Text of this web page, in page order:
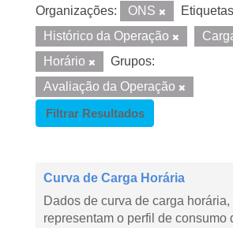
Organizações: ONS
Histórico da Operação
Horário
Grupos:
Avaliação da Operação
Filtrar Resultados
Curva de Carga Horária
Dados de curva de carga horária,
representam o perfil de consumo